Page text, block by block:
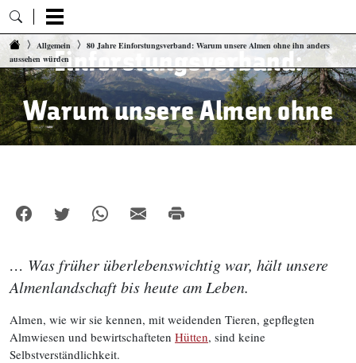
Zum Inhalt springen
Allgemein
80 Jahre Einforstungsverband: Warum unsere Almen ohne ihn anders
aussehen würdenEinforstungsverband:
Warum unsere Almen ohne
… Was früher überlebenswichtig war, hält unsere
Almenlandschaft bis heute am Leben.
Almen, wie wir sie kennen, mit weidenden Tieren, gepflegten
Almwiesen und bewirtschafteten Hütten, sind keine
Selbstverständlichkeit.